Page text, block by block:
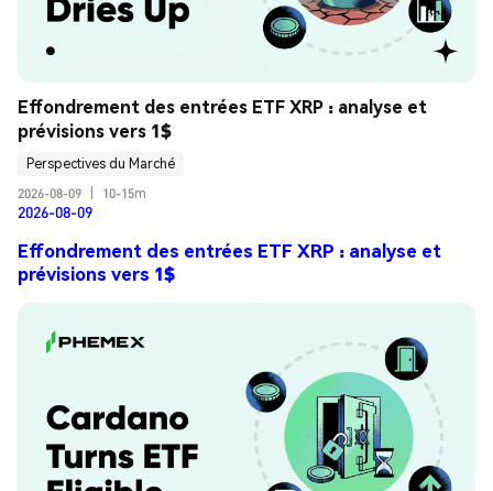
Effondrement des entrées ETF XRP : analyse et
prévisions vers 1$
Perspectives du Marché
2026-08-09
10-15m
2026-08-09
Effondrement des entrées ETF XRP : analyse et
prévisions vers 1$